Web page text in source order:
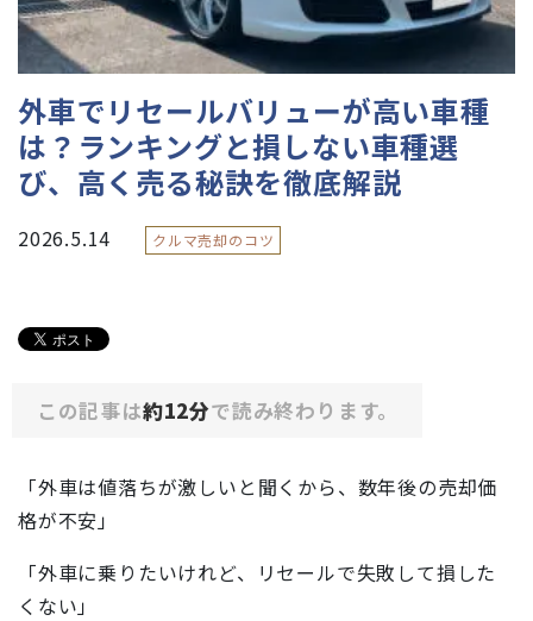
外車でリセールバリューが高い車種
は？ランキングと損しない車種選
び、高く売る秘訣を徹底解説
2026.5.14 クルマ売却のコツ
この記事は約12分で読み終わります。
「外車は値落ちが激しいと聞くから、数年後の売却価
格が不安」
「外車に乗りたいけれど、リセールで失敗して損した
くない」